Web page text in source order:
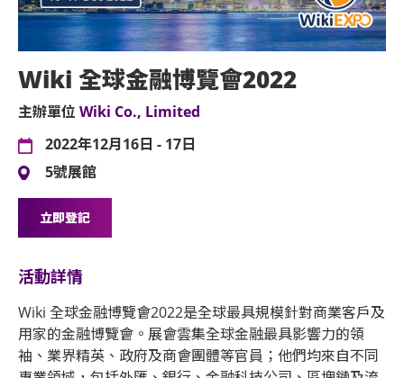
Wiki 全球金融博覽會2022
主辦單位 Wiki Co., Limited
2022年12月16日 - 17日
5號展館
立即登記
活動詳情
Wiki 全球金融博覽會2022是全球最具規模針對商業客戶及
用家的金融博覽會。展會雲集全球金融最具影響力的領
袖、業界精英、政府及商會團體等官員；他們均來自不同